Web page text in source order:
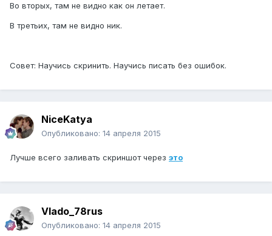
Во вторых, там не видно как он летает.
В третьих, там не видно ник.
Совет: Научись скринить. Научись писать без ошибок.
NiceKatya
Опубликовано: 14 апреля 2015
Лучше всего заливать скриншот через это
Vlado_78rus
Опубликовано: 14 апреля 2015